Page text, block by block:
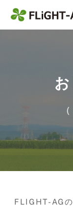
Skip
content
FLIGHT-AGの